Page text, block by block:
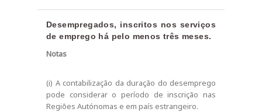
Desempregados, inscritos nos serviços
de emprego há pelo menos três meses.
Notas
(i) A contabilização da duração do desemprego
pode considerar o período de inscrição nas
Regiões Autónomas e em país estrangeiro.